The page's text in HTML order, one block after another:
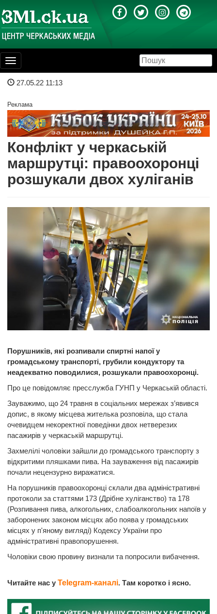
Toggle
navigation
27.05.22 11:13
Реклама
Конфлікт у черкаській
маршрутці: правоохоронці
розшукали двох хуліганів
Порушників, які розпивали спиртні напої у
громадському транспорті, грубили кондуктору та
неадекватно поводилися, розшукали правоохоронці.
Про це повідомляє пресслужба ГУНП у Черкаській області.
Зауважимо, що 24 травня в соціальних мережах з’явився
допис, в якому місцева жителька розповіла, що стала
очевидцем некоректної поведінки двох нетверезих
пасажирів у черкаській маршрутці.
Захмелілі чоловіки зайшли до громадського транспорту з
відкритими пляшками пива. На зауваження від пасажирів
почали нецензурно виражатися.
На порушників правоохоронці склали два адміністративні
протоколи за статтями 173 (Дрібне хуліганство) та 178
(Розпивання пива, алкогольних, слабоалкогольних напоїв у
заборонених законом місцях або поява у громадських
місцях у п'яному вигляді) Кодексу України про
адміністративні правопорушення.
Чоловіки свою провину визнали та попросили вибачення.
Читайте нас у Telegram-каналі. Там коротко і ясно.